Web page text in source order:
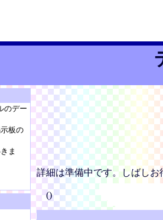
のデー
板の
ま
詳細は準備中です。しばしお
()